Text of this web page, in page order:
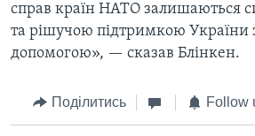
справ країн НАТО залишаються
та рішучою підтримкою України
допомогою», — сказав Блінкен.
Поділитись Follow